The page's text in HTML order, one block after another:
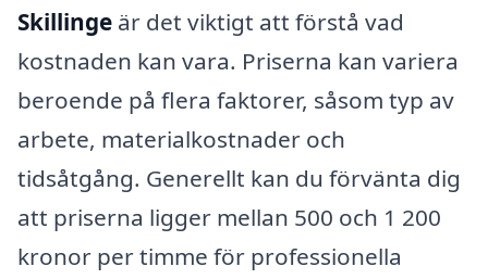
Skillinge är det viktigt att förstå vad
kostnaden kan vara. Priserna kan variera
beroende på flera faktorer, såsom typ av
arbete, materialkostnader och
tidsåtgång. Generellt kan du förvänta dig
att priserna ligger mellan 500 och 1 200
kronor per timme för professionella